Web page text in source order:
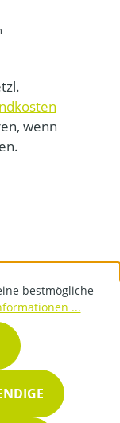
wenn
bestmögliche
...